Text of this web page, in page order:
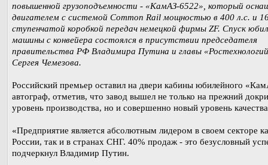
повышенной грузоподъемности - «КамАЗ-6522», который
двигателем с системой Common Rail мощностью в 400 л.с. и
ступенчатой коробкой передач немецкой фирмы ZF. Спуск
машины с конвейера состоялся в присутствии председателя
правительства РФ Владимира Путина и главы
Сергея Чемезова.
Российский премьер оставил на двери кабины юбилейного
автограф, отметив, что завод вышел не только на прежний
уровень производства, но и совершенно новый уровень
«Предприятие является абсолютным лидером в своем секторе
России, так и в странах СНГ. 40% продаж - это безусловный
подчеркнул Владимир Путин.